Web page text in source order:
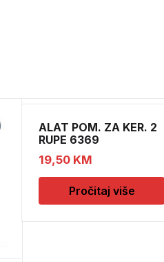
ALAT POM. ZA KER. 2
RUPE 6369
19,50 KM
Pročitaj više